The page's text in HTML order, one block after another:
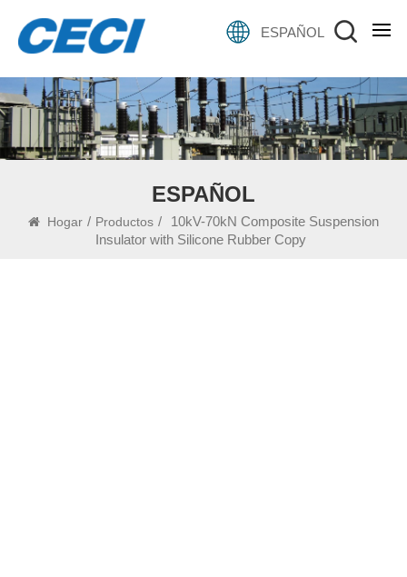
ESPAÑOL
ESPAÑOL
Hogar / Productos /
10kV-70kN Composite Suspension
Insulator with Silicone Rubber Copy